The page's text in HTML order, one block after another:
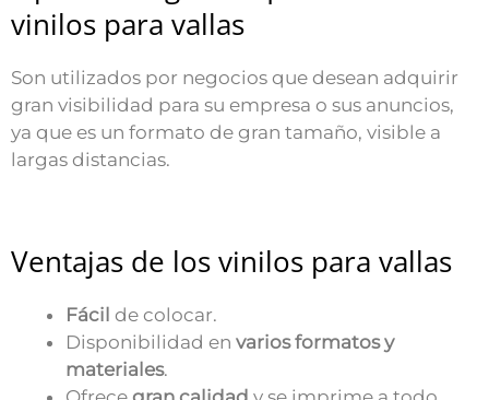
vinilos para vallas
Son utilizados por negocios que desean adquirir
gran visibilidad para su empresa o sus anuncios,
ya que es un formato de gran tamaño, visible a
largas distancias.
Ventajas de los vinilos para vallas
Fácil de colocar.
Disponibilidad envarios formatos y
materiales.